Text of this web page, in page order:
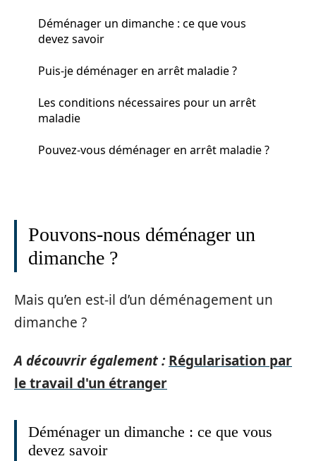
Déménager un dimanche : ce que vous
devez savoir
Puis-je déménager en arrêt maladie ?
Les conditions nécessaires pour un arrêt
maladie
Pouvez-vous déménager en arrêt maladie ?
Pouvons-nous déménager un
dimanche ?
Mais qu’en est-il d’un déménagement un
dimanche ?
A découvrir également : Régularisation par
le travail d'un étranger
Déménager un dimanche : ce que vous
devez savoir